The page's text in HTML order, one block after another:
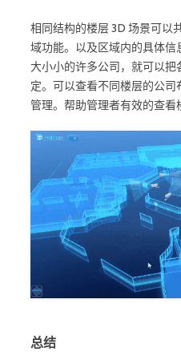
相同结构的楼层 3D 场景可以
域功能。以及区域内的具体
大小小的许多公司，就可以
定。可以查看不同楼层的公
管理。帮助管理者有效的查看
总结